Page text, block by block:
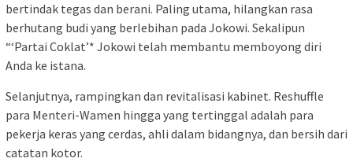
bertindak tegas dan berani. Paling utama, hilangkan rasa
berhutang budi yang berlebihan pada Jokowi. Sekalipun
“‘Partai Coklat’* Jokowi telah membantu memboyong diri
Anda ke istana.
Selanjutnya, rampingkan dan revitalisasi kabinet. Reshuffle
para Menteri-Wamen hingga yang tertinggal adalah para
pekerja keras yang cerdas, ahli dalam bidangnya, dan bersih dari
catatan kotor.